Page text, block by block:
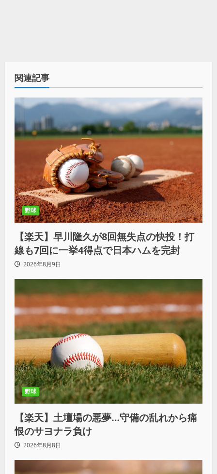
関連記事
野球
【楽天】早川隆久が8回無失点の快投！打
線も7回に一挙4得点で日本ハムを完封
2026年8月9日
野球
【楽天】土壇場の悪夢…守備の乱れから痛
恨のサヨナラ負け
2026年8月8日